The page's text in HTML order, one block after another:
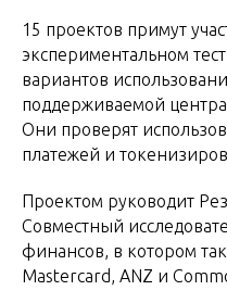
15 проектов примут
экспериментальном
вариантов
поддерживаемой
Они проверят
платежей и
Проектом руководит
Совместный
финансов, в котором
Mastercard, ANZ и